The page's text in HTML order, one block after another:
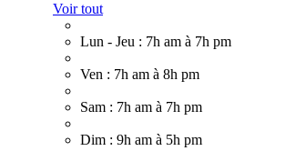
Voir tout
Lun - Jeu : 7h am à 7h pm
Ven : 7h am à 8h pm
Sam : 7h am à 7h pm
Dim : 9h am à 5h pm